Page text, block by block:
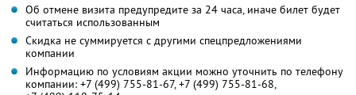
Об отмене визита предупредите за 24 часа, иначе билет будет
считаться использованным
Скидка не суммируется с другими спецпредложениями
компании
Информацию по условиям акции можно уточнить по телефону
компании: +7 (499) 755-81-67, +7 (499) 755-81-68,